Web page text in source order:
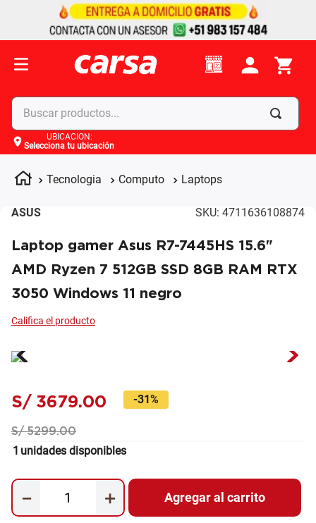
Buscar productos...
UBICACIÓN:
Selecciona tu ubicación
Tecnologia Computo Laptops
ASUS SKU: 4711636108874
Laptop gamer Asus R7-7445HS 15.6"
AMD Ryzen 7 512GB SSD 8GB RAM RTX
3050 Windows 11 negro
S/ 3679.00 -31%
S/ 5299.00
1 unidades disponibles
＋
－ Agregar al carrito
Términos más buscados
celulares
4. apple